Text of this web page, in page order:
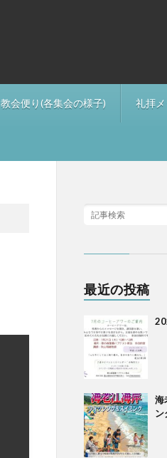
教会便り(各集会の様子) 礼拝
最近の投稿
海
ン